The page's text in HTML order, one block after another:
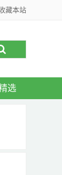
藏本站
选